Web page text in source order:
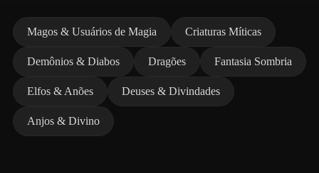
Magos & Usuários de Magia Criaturas Míticas
Demônios & Diabos Dragões Fantasia Sombria
Elfos & Anões Deuses & Divindades
Anjos & Divino